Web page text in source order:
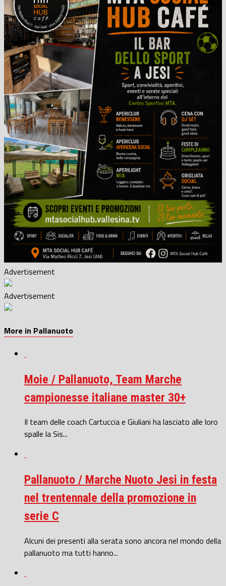
Advertisement
Advertisement
More in Pallanuoto
Moie / Pallanuoto, Team Marche
campionesse italiane master 30+
Il team delle coach Cartuccia e Giuliani ha lasciato alle loro
spalle la Sis...
Pallanuoto / Marche Nuoto Jesi in festa
nel trentennale della promozione in
serie C
Alcuni dei presenti alla serata sono ancora nel mondo della
pallanuoto ma tutti hanno...